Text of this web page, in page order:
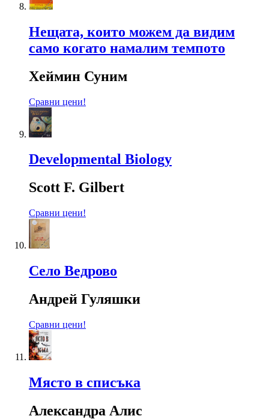
Нещата, които можем да видим
само когато намалим темпото
Хеймин Суним
Сравни цени!
Developmental Biology
Scott F. Gilbert
Сравни цени!
Село Ведрово
Андрей Гуляшки
Сравни цени!
Място в списъка
Александра Алис